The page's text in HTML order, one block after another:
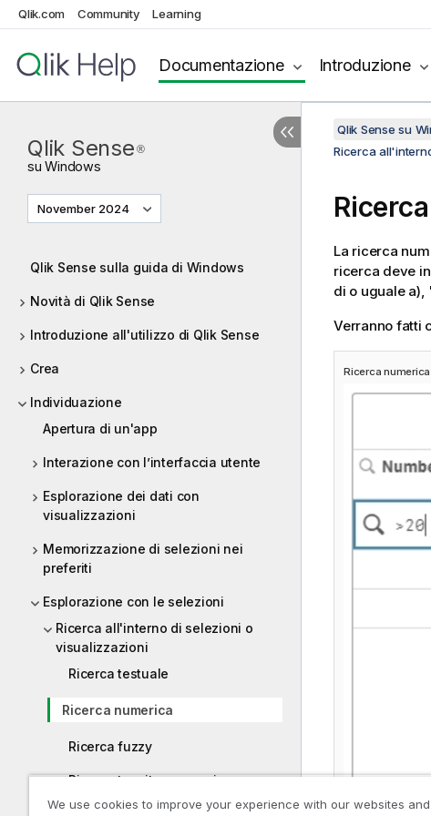
Qlik.com Community Learning
Documentazione Introduzione
Qlik Sense ®
suWindows
November 2024
Qlik Sense sulla guida di Windows
Novità di Qlik Sense
Introduzione all'utilizzo di Qlik Sense
Crea
Individuazione
Apertura di un'app
Interazione con l’interfaccia utente
Esplorazione dei dati con
visualizzazioni
Memorizzazione di selezioni nei
preferiti
Esplorazione con le selezioni
Ricerca all'interno di selezioni o
visualizzazioni
Ricerca testuale
Ricerca numerica
Ricerca fuzzy
Ricerca tramite espressione
Qlik Sense su
Ricerca
La ricerca
ricerca deve
di o uguale a),
Verranno fatti
Ricerca
We use cookies to improve your experience with our websites